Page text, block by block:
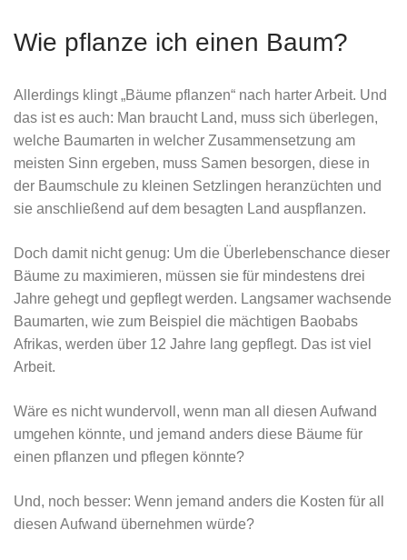
Wie pflanze ich einen Baum?
Allerdings klingt „Bäume pflanzen“ nach harter Arbeit. Und
das ist es auch: Man braucht Land, muss sich überlegen,
welche Baumarten in welcher Zusammensetzung am
meisten Sinn ergeben, muss Samen besorgen, diese in
der Baumschule zu kleinen Setzlingen heranzüchten und
sie anschließend auf dem besagten Land auspflanzen.
Doch damit nicht genug: Um die Überlebenschance dieser
Bäume zu maximieren, müssen sie für mindestens drei
Jahre gehegt und gepflegt werden. Langsamer wachsende
Baumarten, wie zum Beispiel die mächtigen Baobabs
Afrikas, werden über 12 Jahre lang gepflegt. Das ist viel
Arbeit.
Wäre es nicht wundervoll, wenn man all diesen Aufwand
umgehen könnte, und jemand anders diese Bäume für
einen pflanzen und pflegen könnte?
Und, noch besser: Wenn jemand anders die Kosten für all
diesen Aufwand übernehmen würde?